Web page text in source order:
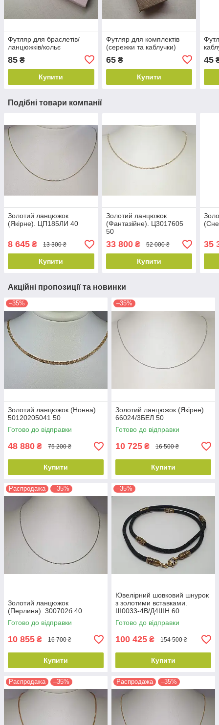
Футляр для браслетів/
ланцюжків/кольє
85 ₴
Купити
Футляр для комплектів
(сережки та каблучки)
65₴
Купити
45
Подібні товари компанії
Золотий ланцюжок
(Якірне). ЦП185ЛИ 40
8 645 ₴ 13 300 ₴
Купити
Золотий ланцюжок
(Фантазійне). Ц3017605
50
33 800₴ 52 000 ₴
Купити
35
Акційні пропозиції та новинки
–35%
Золотий ланцюжок (Нонна).
50120205041 50
Готово до відправки
48 880 ₴ 75 200 ₴
Купити
–35%
Золотий ланцюжок (Якірне).
66024/3БЕЛ 50
Готово до відправки
10 725 ₴ 16 500 ₴
Купити
Распродажа –35%
Золотий ланцюжок
(Перлина). 300702б 40
Готово до відправки
10 855 ₴ 16 700 ₴
Купити
–35%
Ювелірний шовковий шнурок
з золотими вставками.
Ш0033-4В/Д4ШН 60
Готово до відправки
100 425 ₴ 154 500 ₴
Купити
Распродажа –35% Распродажа –35%